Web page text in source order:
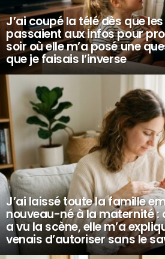
J’ai coupé la télé dès que
passaient aux infos pour
soir où elle m’a posé une
que je faisais l’inverse
J’ai laissé toute la famille
nouveau-né à la maternité
a vu la scène, elle m’a
venais d’autoriser sans le